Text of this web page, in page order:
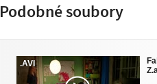
Podobné soubory
.AVI